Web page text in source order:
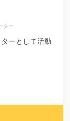
ター
ーとして活動